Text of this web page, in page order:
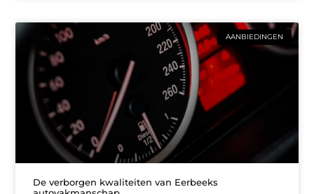
AANBIEDINGEN
De verborgen kwaliteiten van Eerbeeks